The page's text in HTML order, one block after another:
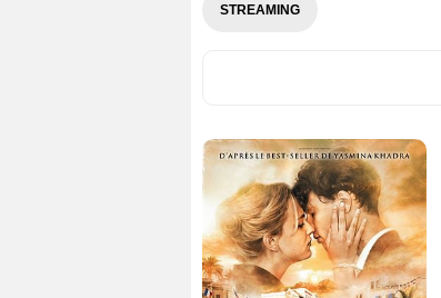
STREAMING